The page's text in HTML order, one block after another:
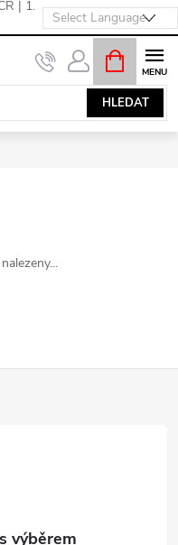
| 1.
HLEDAT
NÁKUPNÍ
KOŠÍK